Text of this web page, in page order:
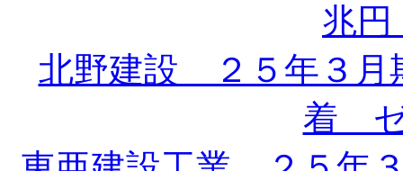
兆
北野建設 ２５年３月
着 ゼ